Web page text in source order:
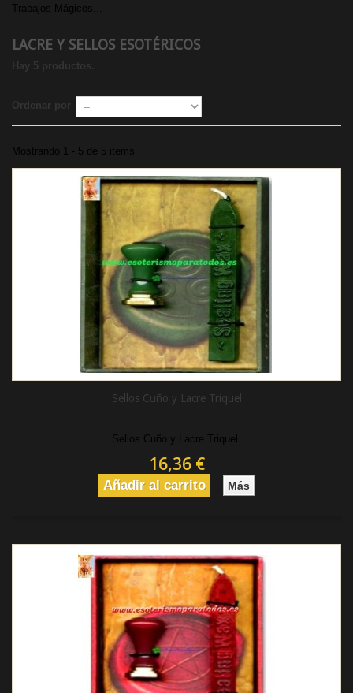
Trabajos Mágicos...
LACRE Y SELLOS ESOTÉRICOS
Hay 5 productos.
Ordenar por
Mostrando 1 - 5 de 5 items
Sellos Cuño y Lacre Triquel
Sellos Cuño y Lacre Triquel.
16,36 €
Añadir al carrito Más